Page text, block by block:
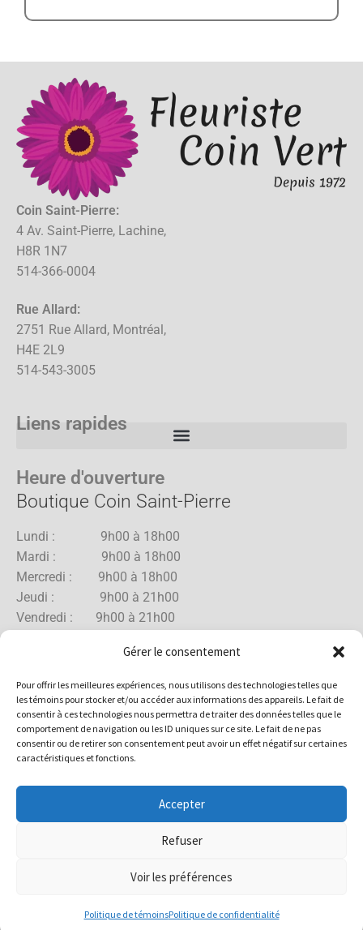
Gérer le consentement
Pour offrir les meilleures expériences, nous utilisons des technologies telles que
les témoins pour stocker et/ou accéder aux informations des appareils. Le fait de
consentir à ces technologies nous permettra de traiter des données telles que le
comportement de navigation ou les ID uniques sur ce site. Le fait de ne pas
consentir ou de retirer son consentement peut avoir un effet négatif sur certaines
caractéristiques et fonctions.
Accepter
Refuser
Voir les préférences
Politique de témoinsPolitique de confidentialité
Coin Saint-Pierre:
4 Av. Saint-Pierre, Lachine,
H8R 1N7
514-366-0004
Rue Allard:
2751 Rue Allard, Montréal,
H4E 2L9
514-543-3005
Liens rapides
Heure d'ouverture
Boutique Coin Saint-Pierre
Lundi : 9h00 à 18h00
Mardi : 9h00 à 18h00
Mercredi : 9h00 à 18h00
Jeudi : 9h00 à 21h00
Vendredi : 9h00 à 21h00
Dimanche : 10h00 à 17h00
Boutique Rue Allard
Mardi : 10h00 à 18h00
Mercredi : 10h00 à 18h00
Samedi : 10h00 à 17h00